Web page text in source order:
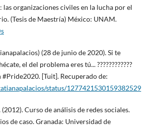
organizaciones civiles en la lucha por el
(Tesis de Maestría) México: UNAM.
(28 de junio de 2020). Si te
el del problema eres tú... ????????️‍????
[Tuit]. Recuperado de:
status/1277421530159382529
(2012). Curso de análisis de redes sociales.
de caso. Granada: Universidad de